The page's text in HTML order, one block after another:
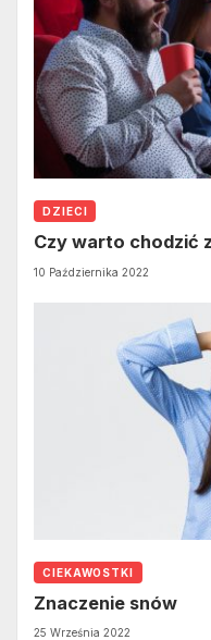
DZIECI
Czy warto chodzić
10 Października 2022
CIEKAWOSTKI
Znaczenie snów
25 Września 2022